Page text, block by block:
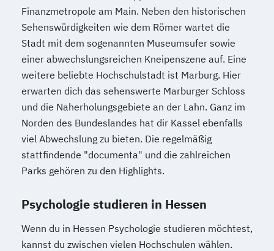
Finanzmetropole am Main. Neben den historischen
Sehenswürdigkeiten wie dem Römer wartet die
Stadt mit dem sogenannten Museumsufer sowie
einer abwechslungsreichen Kneipenszene auf. Eine
weitere beliebte Hochschulstadt ist Marburg. Hier
erwarten dich das sehenswerte Marburger Schloss
und die Naherholungsgebiete an der Lahn. Ganz im
Norden des Bundeslandes hat dir Kassel ebenfalls
viel Abwechslung zu bieten. Die regelmäßig
stattfindende "documenta" und die zahlreichen
Parks gehören zu den Highlights.
Psychologie studieren in Hessen
Wenn du in Hessen Psychologie studieren möchtest,
kannst du zwischen vielen Hochschulen wählen.